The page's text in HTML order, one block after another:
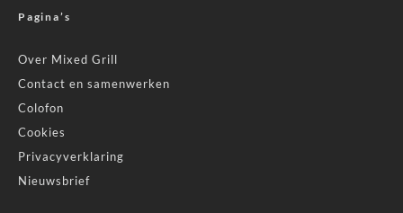
Pagina’s
Over Mixed Grill
Contact en samenwerken
Colofon
Cookies
Privacyverklaring
Nieuwsbrief